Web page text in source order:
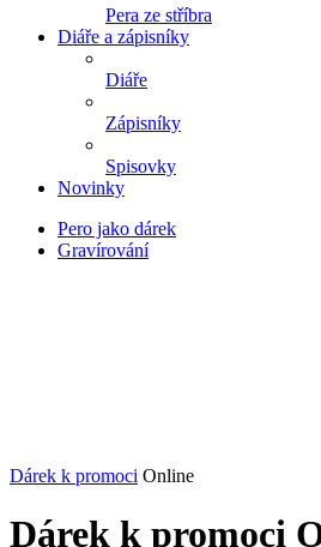
Pera ze stříbra
Diáře a zápisníky
Diáře
Zápisníky
Spisovky
Novinky
Pero jako dárek
Gravírování
Dárek k promoci Online
Dárek k promoci